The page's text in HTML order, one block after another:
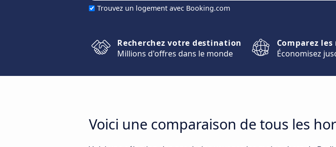
Trouvez un logement avec Booking.com
Recherchez votre destination
Millions d'offres dans le monde
Comparez
Économisez
Voici une comparaison de tous les